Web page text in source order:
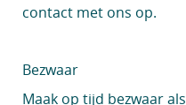
contact met ons op.
Bezwaar
Maak op tijd bezwaar